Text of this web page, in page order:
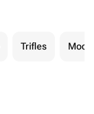
Trifles Mochi